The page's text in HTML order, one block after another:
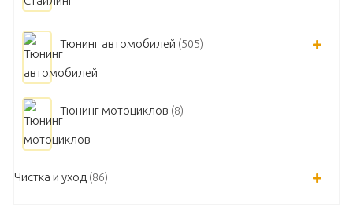
Тюнинг автомобилей (505)
Тюнинг мотоциклов (8)
Чистка и уход (86)